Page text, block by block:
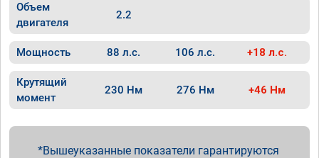
Объем
двигателя
2.2
Мощность 88 л.с. 106 л.с. +18 л.с.
Крутящий
момент
230 Нм 276 Нм +46 Нм
Вышеуказанные показатели гарантируются